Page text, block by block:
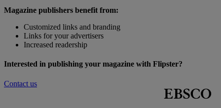
Magazine publishers benefit from:
Customized links and branding
Links for your advertisers
Increased readership
Interested in publishing your magazine with Flipster?
Contact us